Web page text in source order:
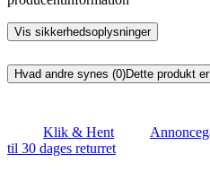
Vis sikkerhedsoplysninger
Hvad andre synes (0)Dette produkt
Klik & Hent
til 30 dages returret